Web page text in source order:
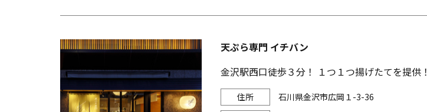
天ぷら専門 イチバン
金沢駅西口徒歩３分！ １つ１つ揚げたてを提供！
石川県金沢市広岡１-3-36